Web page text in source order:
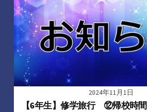
ー
2024年11月1日
【6年生】修学旅行 ⑫帰校時間